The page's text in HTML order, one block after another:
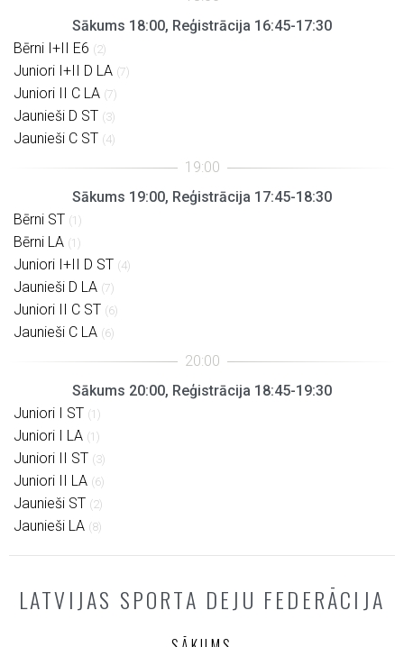
Sākums 18:00, Reģistrācija 16:45-17:30
Bērni I+II E6 (2)
Juniori I+II D LA (7)
Juniori II C LA (7)
Jaunieši D ST (3)
Jaunieši C ST (4)
Sākums 19:00, Reģistrācija 17:45-18:30
Bērni ST (1)
Bērni LA (1)
Juniori I+II D ST (4)
Jaunieši D LA (7)
Juniori II C ST (6)
Jaunieši C LA (6)
Sākums 20:00, Reģistrācija 18:45-19:30
Juniori I ST (1)
Juniori I LA (1)
Juniori II ST (3)
Juniori II LA (6)
Jaunieši ST (2)
Jaunieši LA (8)
LATVIJAS SPORTA DEJU FEDERĀCIJA